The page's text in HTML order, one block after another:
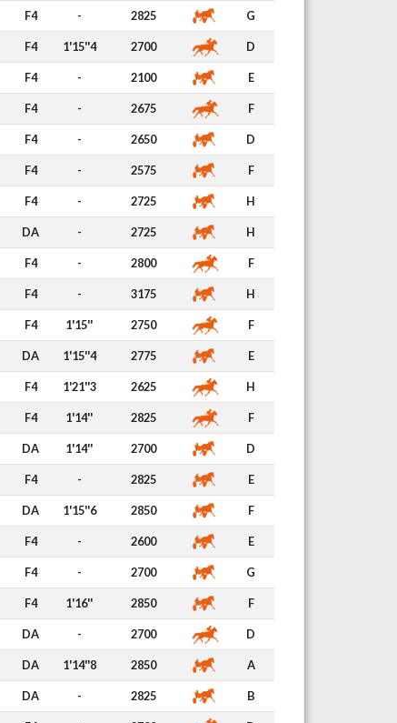
F4 - 2825 G
F4 1'15''4 2700 D
F4 - 2100 E
F4 - 2675 F
F4 - 2650 D
F4 - 2575 F
F4 - 2725 H
DA - 2725 H
F4 - 2800 F
F4 - 3175 H
F4 1'15'' 2750 F
DA 1'15''4 2775 E
F4 1'21''3 2625 H
F4 1'14'' 2825 F
DA 1'14'' 2700 D
F4 - 2825 E
DA 1'15''6 2850 F
F4 - 2600 E
F4 - 2700 G
F4 1'16'' 2850 F
DA - 2700 D
DA 1'14''8 2850 A
DA - 2825 B